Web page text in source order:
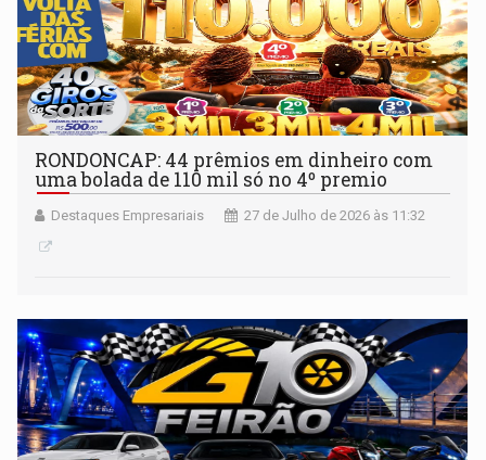
RONDONCAP: 44 prêmios em dinheiro com
uma bolada de 110 mil só no 4º premio
Destaques Empresariais 27 de Julho de 2026 às 11:32